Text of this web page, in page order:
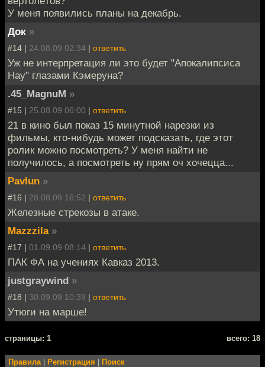
У меня появились планы на декабрь.
Док »
#14 | 24.08.09 02:34 | ответить
Уж не интерпретация ли это будет "Апокалипсиса
Нау" глазами Кэмеруна?
.45_MagnuM »
#15 | 25.08.09 06:00 | ответить
21 в кино был показ 15 минутной нарезки из
фильмы, кто-нибудь может подсказать, где этот
ролик можно посмотреть? У меня найти не
получилось, а посмотреть ну прям оч хочецца...
Pavlun »
#16 | 28.08.09 16:52 | ответить
Железные стрекозы в атаке.
Mazzzila »
#17 | 01.09.09 08:14 | ответить
ПАК ФА на учениях Кавказ 2013.
justgraywind »
#18 | 30.09.09 10:39 | ответить
Утюги на марше!
cтраницы: 1 всего: 18
Правила Регистрация Поиск